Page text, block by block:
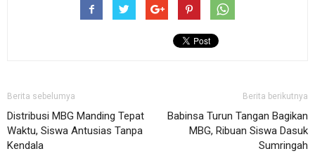
Berita sebelumya
Distribusi MBG Manding Tepat
Waktu, Siswa Antusias Tanpa
Kendala
Berita berikutnya
Babinsa Turun Tangan Bagikan
MBG, Ribuan Siswa Dasuk
Sumringah